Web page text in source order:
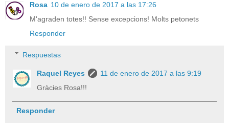
Rosa 10 de enero de 2017 a las 17:26
M'agraden totes!! Sense excepcions! Molts petonets
Responder
Respuestas
Raquel Reyes
11 de enero de 2017 a las 9:19
Gràcies Rosa!!!
Responder